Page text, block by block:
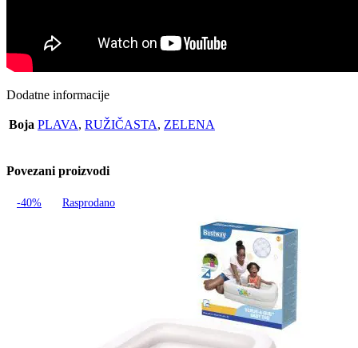
Dodatne informacije
Boja PLAVA, RUŽIČASTA, ZELENA
Povezani proizvodi
-40% Rasprodano